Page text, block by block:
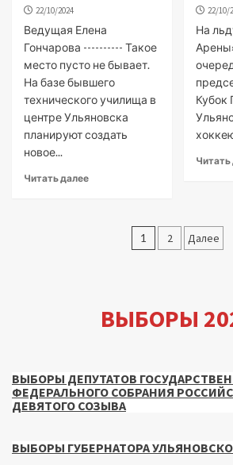
22/10/2024
Ведущая Елена
Гончарова ---------- Такое
место пусто не бывает.
На базе бывшего
технического училища в
центре Ульяновска
планируют создать
новое...
Читать далее
22/10/
На
Кубок
Читать
1 2 Далее
ВЫБОРЫ
ВЫБОРЫ ДЕПУТАТОВ
ФЕДЕРАЛЬНОГО СОБРАНИЯ
ДЕВЯТОГО СОЗЫВА
ВЫБОРЫ ГУБЕРНАТОРА